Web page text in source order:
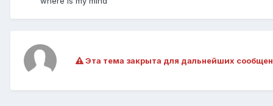
Эта тема закрыта для дальнейших